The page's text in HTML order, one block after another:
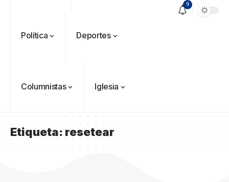
Política Deportes
Columnistas Iglesia
9
Etiqueta:resetear